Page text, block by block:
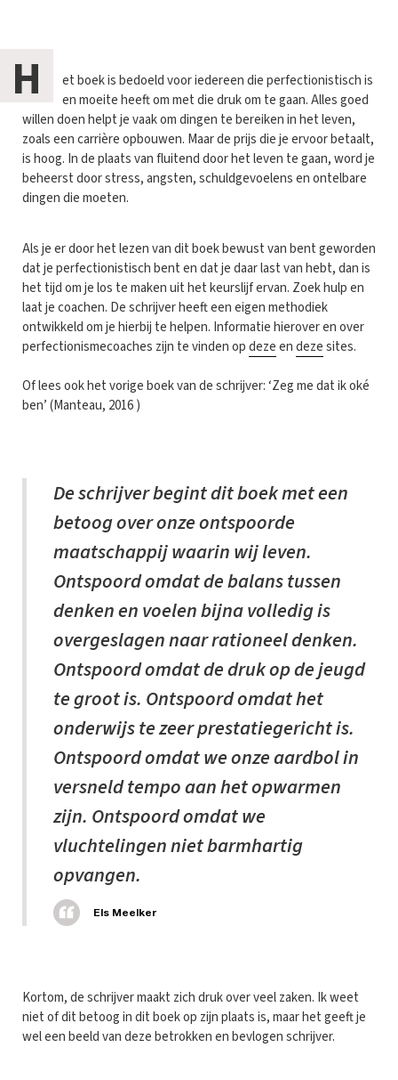
H
et boek is bedoeld voor iedereen die perfectionistisch is
en moeite heeft om met die druk om te gaan. Alles goed
willen doen helpt je vaak om dingen te bereiken in het leven,
zoals een carrière opbouwen. Maar de prijs die je ervoor betaalt,
is hoog. In de plaats van fluitend door het leven te gaan, word je
beheerst door stress, angsten, schuldgevoelens en ontelbare
dingen die moeten.
Als je er door het lezen van dit boek bewust van bent geworden
dat je perfectionistisch bent en dat je daar last van hebt, dan is
het tijd om je los te maken uit het keurslijf ervan. Zoek hulp en
laat je coachen. De schrijver heeft een eigen methodiek
ontwikkeld om je hierbij te helpen. Informatie hierover en over
perfectionismecoaches zijn te vinden opdezeendezesites.
Of lees ook het vorige boek van de schrijver: ‘Zeg me dat ik oké
ben’ (Manteau, 2016 )
De schrijver begint dit boek met een
betoog over onze ontspoorde
maatschappij waarin wij leven.
Ontspoord omdat de balans tussen
denken en voelen bijna volledig is
overgeslagen naar rationeel denken.
Ontspoord omdat de druk op de jeugd
te groot is. Ontspoord omdat het
onderwijs te zeer prestatiegericht is.
Ontspoord omdat we onze aardbol in
versneld tempo aan het opwarmen
zijn. Ontspoord omdat we
vluchtelingen niet barmhartig
opvangen.
Els Meelker
Kortom, de schrijver maakt zich druk over veel zaken. Ik weet
niet of dit betoog in dit boek op zijn plaats is, maar het geeft je
wel een beeld van deze betrokken en bevlogen schrijver.